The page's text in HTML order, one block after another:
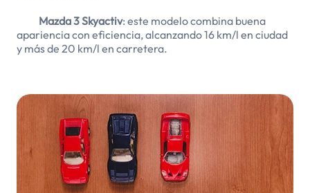
Mazda 3 Skyactiv: este modelo combina buena
apariencia con eficiencia, alcanzando 16 km/l en ciudad
y más de 20 km/l en carretera.